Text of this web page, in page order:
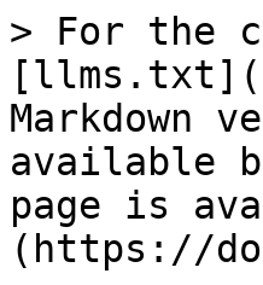
> For the
Markdown
available
page is
(https://